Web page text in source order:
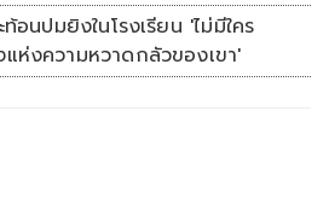
อนปมยิงในโรงเรียน 'ไม่มีใคร
แห่งความหวาดกลัวของเขา'